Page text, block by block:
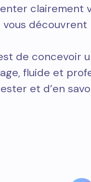
clairement
vous
de concevoir
fluide et
et d’en